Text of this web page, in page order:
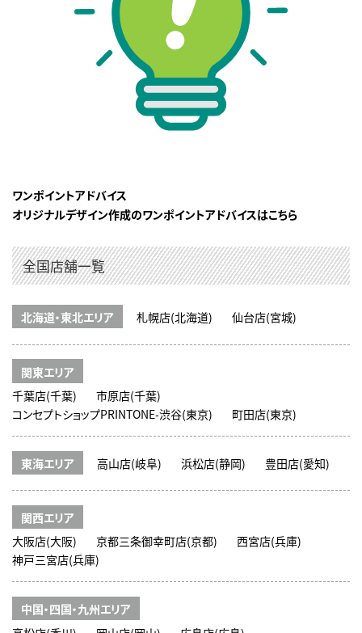
ワンポイントアドバイス
オリジナルデザイン作成のワンポイントアドバイスはこちら
全国店舗一覧
北海道・東北エリア 札幌店(北海道) 仙台店(宮城)
関東エリア
千葉店(千葉)
市原店(千葉)
コンセプトショップPRINTONE-渋谷(東京)
町田店(東京)
東海エリア 高山店(岐阜) 浜松店(静岡) 豊田店(愛知)
関西エリア
大阪店(大阪)
京都三条御幸町店(京都)
西宮店(兵庫)
神戸三宮店(兵庫)
中国・四国・九州エリア